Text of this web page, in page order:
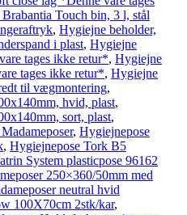
Touch bin, 3 l, stål
, Hygiejne beholder,
i plast, Hygiejne
tages ikke retur*, Hygiejne
tages ikke retur*, Hygiejne
til vægmontering,
hvid, plast,
sort, plast,
, Hygiejnepose
, Hygiejnepose Tork B5
System plasticpose 96162
250×360/50mm med
neutral hvid
100X70cm 2stk/kar,